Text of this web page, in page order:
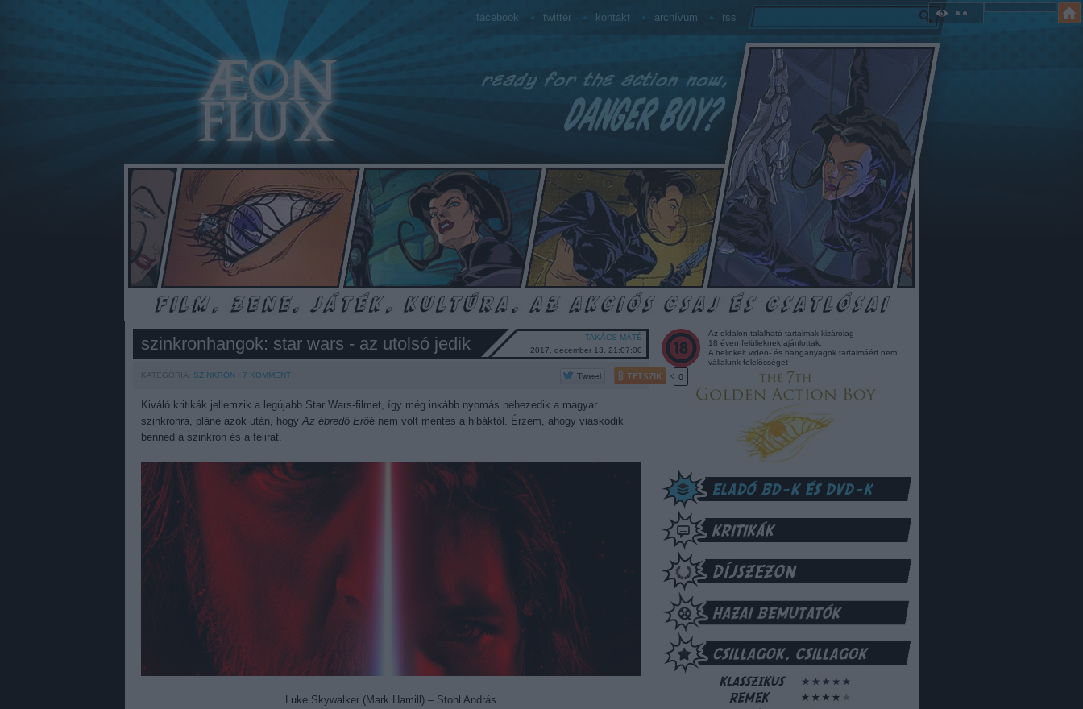
facebook twitter kontakt archívum rss
szinkronhangok: star wars - az utolsó jedik
TAKÁCS MÁTÉ
2017. december 13. 21:07:00
KATEGÓRIA: SZINKRON 7 KOMMENT TETSZIK 0
Kiváló kritikák jellemzik a legújabb Star Wars-filmet, így még inkább nyomás nehezedik a magyar
szinkronra, pláne azok után, hogy Az ébredő Erőé nem volt mentes a hibáktól. Érzem, ahogy viaskodik
benned a szinkron és a felirat.
Luke Skywalker (Mark Hamill) – Stohl András
Az oldalon található tartalmak kizárólag
18 éven felülieknek ajánlottak.
A belinkelt video- és hanganyagok tartalmáért nem
vállalunk felelősséget